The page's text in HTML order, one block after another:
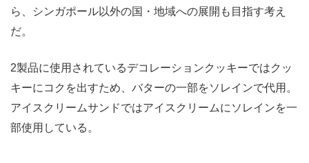
ら、シンガポール以外の国・地域への展開も目指す考え
だ。
2製品に使用されているデコレーションクッキーではクッ
キーにコクを出すため、バターの一部をソレインで代用。
アイスクリームサンドではアイスクリームにソレインを一
部使用している。